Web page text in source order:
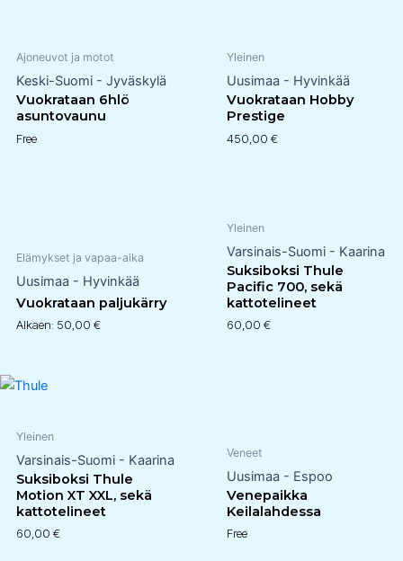
Ajoneuvot ja motot
Keski-Suomi - Jyväskylä
Vuokrataan 6hlö
asuntovaunu
Free
Yleinen
Uusimaa - Hyvinkää
Vuokrataan Hobby
Prestige
450,00 €
Elämykset ja vapaa-aika
Uusimaa - Hyvinkää
Vuokrataan paljukärry
Alkaen: 50,00 €
Yleinen
Varsinais-Suomi - Kaarina
Suksiboksi Thule
Pacific 700, sekä
kattotelineet
60,00 €
Yleinen
Varsinais-Suomi - Kaarina
Suksiboksi Thule
Motion XT XXL, sekä
kattotelineet
60,00 €
Veneet
Uusimaa - Espoo
Venepaikka
Keilalahdessa
Free